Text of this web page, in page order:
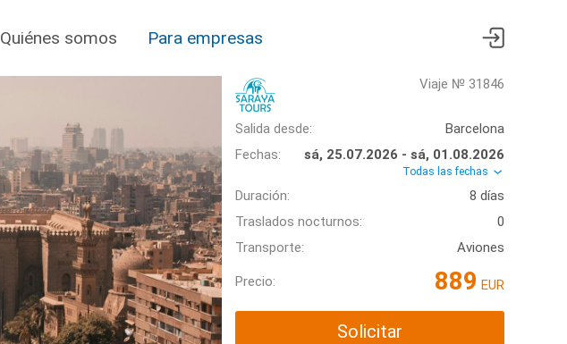
Quiénes somos Para empresas
Viaje № 31846
Salida desde:
Barcelona
Fechas:
sá, 25.07.2026 - sá, 01.08.2026
Todas las fechas
Duración:
8 días
Traslados nocturnos:
0
Transporte:
Aviones
Precio: 889 EUR
Solicitar